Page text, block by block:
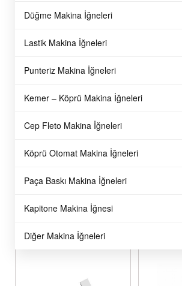
Düğme Makina İğneleri
Lastik Makina İğneleri
Punteriz Makina İğneleri
Kemer – Köprü Makina İğneleri
Cep Fleto Makina İğneleri
Köprü Otomat Makina İğneleri
Paça Baskı Makina İğneleri
Kapitone Makina İğnesi
Diğer Makina İğneleri
9000C Sabit Bıçak
Aegis
Bıçaklı Bıçak